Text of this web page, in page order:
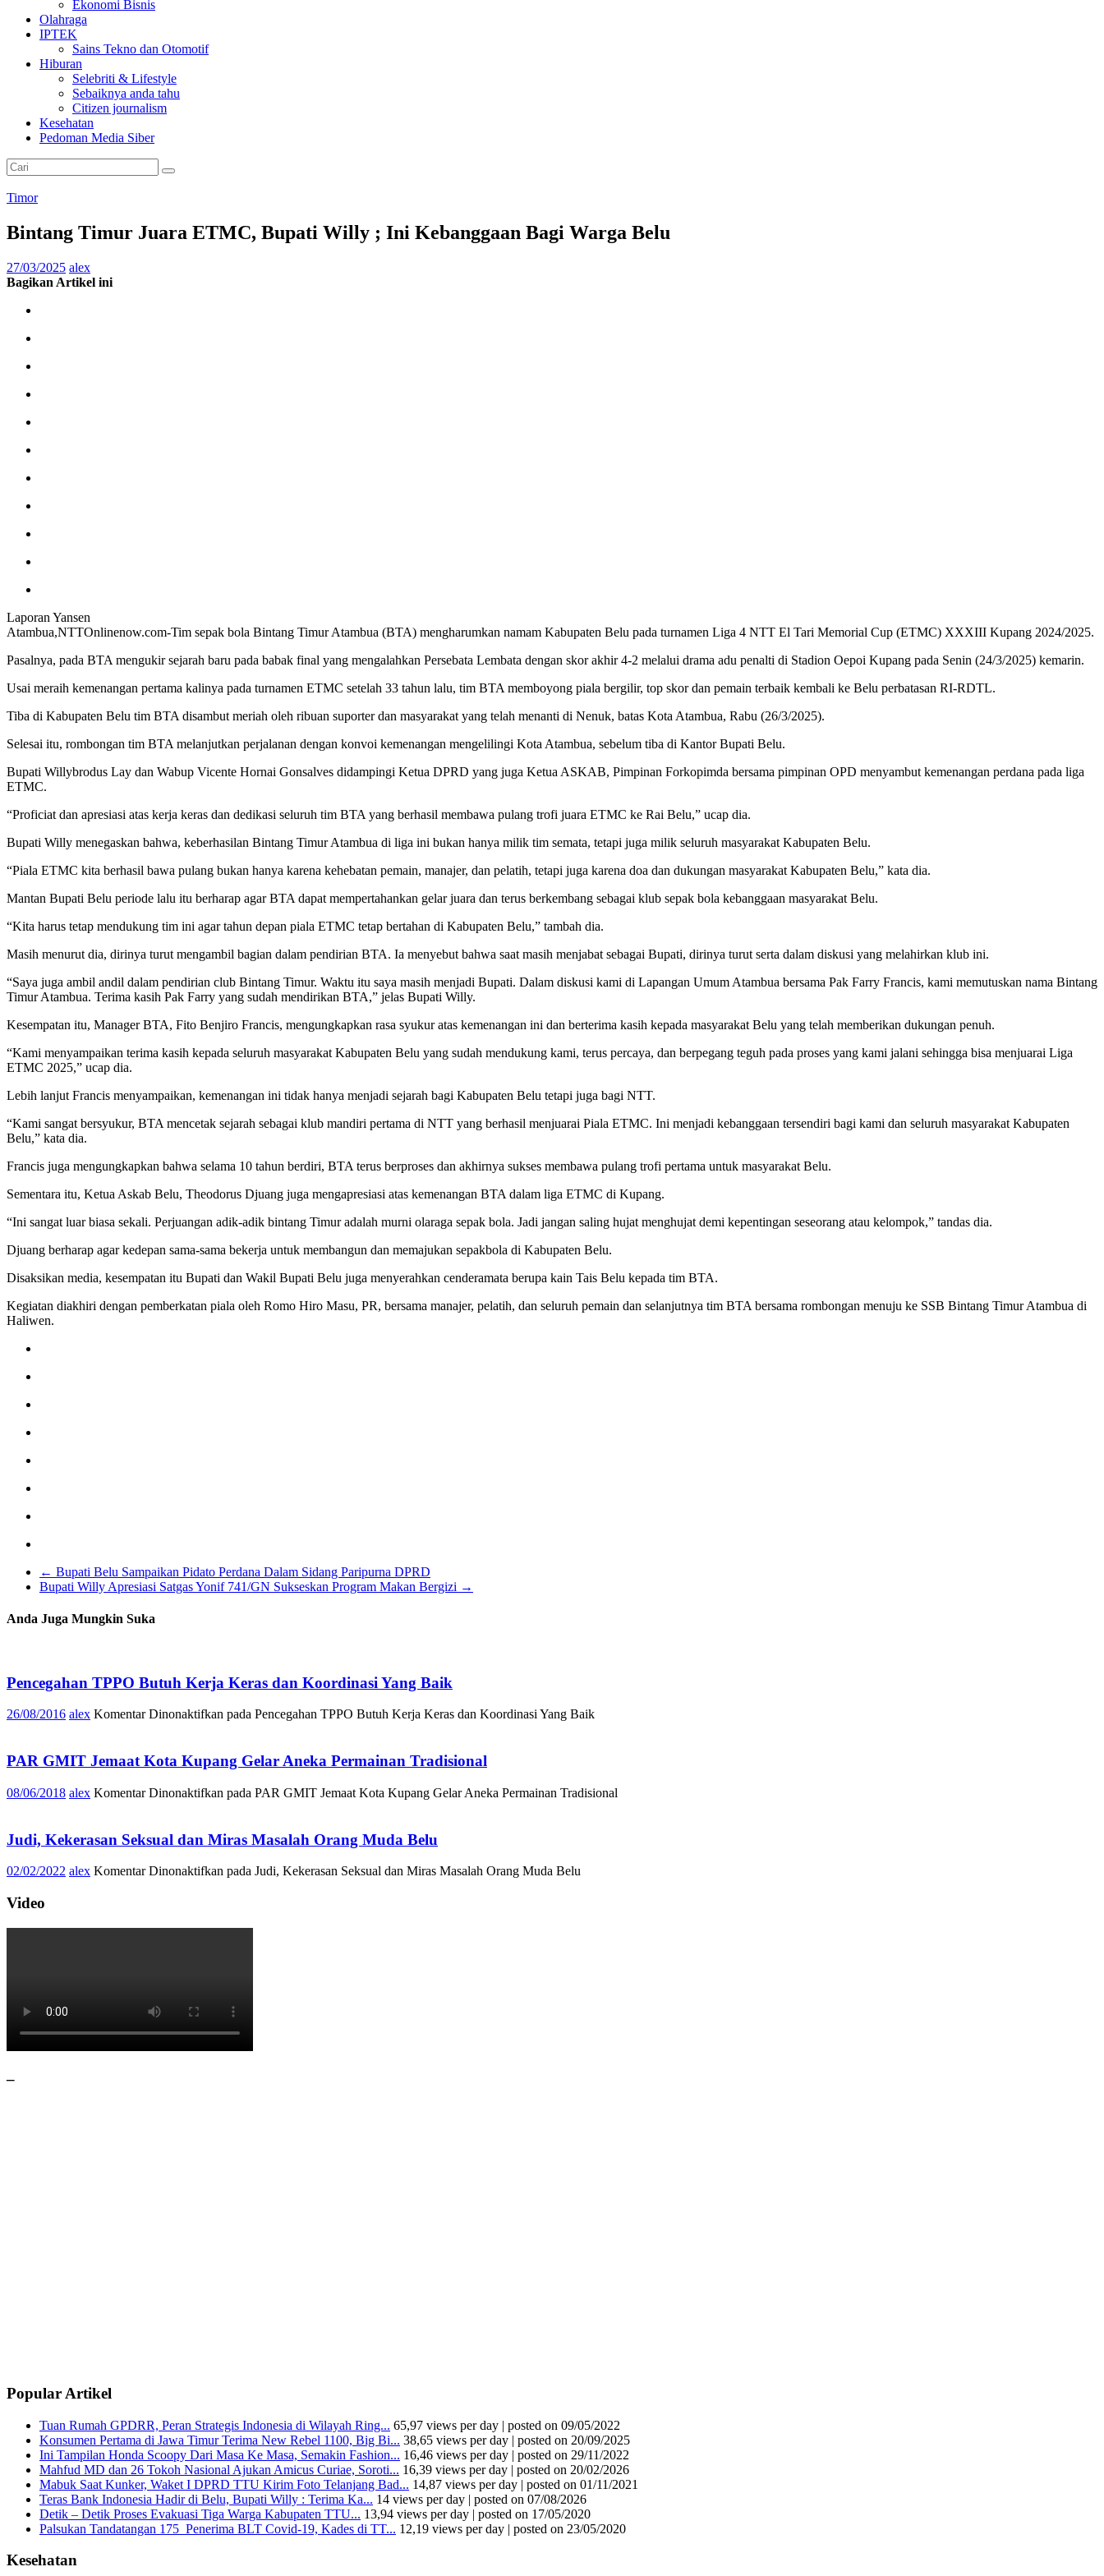
Ekonomi Bisnis
Olahraga
IPTEK
Sains Tekno dan Otomotif
Hiburan
Selebriti & Lifestyle
Sebaiknya anda tahu
Citizen journalism
Kesehatan
Pedoman Media Siber
Timor
Bintang Timur Juara ETMC, Bupati Willy ; Ini Kebanggaan Bagi Warga Belu
27/03/2025 alex
Bagikan Artikel ini
Laporan Yansen
Atambua,NTTOnlinenow.com-Tim sepak bola Bintang Timur Atambua (BTA) mengharumkan namam Kabupaten Belu pada turnamen Liga 4 NTT El Tari Memorial Cup (ETMC) XXXIII Kupang 2024/2025.
Pasalnya, pada BTA mengukir sejarah baru pada babak final yang mengalahkan Persebata Lembata dengan skor akhir 4-2 melalui drama adu penalti di Stadion Oepoi Kupang pada Senin (24/3/2025) kemarin.
Usai meraih kemenangan pertama kalinya pada turnamen ETMC setelah 33 tahun lalu, tim BTA memboyong piala bergilir, top skor dan pemain terbaik kembali ke Belu perbatasan RI-RDTL.
Tiba di Kabupaten Belu tim BTA disambut meriah oleh ribuan suporter dan masyarakat yang telah menanti di Nenuk, batas Kota Atambua, Rabu (26/3/2025).
Selesai itu, rombongan tim BTA melanjutkan perjalanan dengan konvoi kemenangan mengelilingi Kota Atambua, sebelum tiba di Kantor Bupati Belu.
Bupati Willybrodus Lay dan Wabup Vicente Hornai Gonsalves didampingi Ketua DPRD yang juga Ketua ASKAB, Pimpinan Forkopimda bersama pimpinan OPD menyambut kemenangan perdana pada liga
ETMC.
“Proficiat dan apresiasi atas kerja keras dan dedikasi seluruh tim BTA yang berhasil membawa pulang trofi juara ETMC ke Rai Belu,” ucap dia.
Bupati Willy menegaskan bahwa, keberhasilan Bintang Timur Atambua di liga ini bukan hanya milik tim semata, tetapi juga milik seluruh masyarakat Kabupaten Belu.
“Piala ETMC kita berhasil bawa pulang bukan hanya karena kehebatan pemain, manajer, dan pelatih, tetapi juga karena doa dan dukungan masyarakat Kabupaten Belu,” kata dia.
Mantan Bupati Belu periode lalu itu berharap agar BTA dapat mempertahankan gelar juara dan terus berkembang sebagai klub sepak bola kebanggaan masyarakat Belu.
“Kita harus tetap mendukung tim ini agar tahun depan piala ETMC tetap bertahan di Kabupaten Belu,” tambah dia.
Masih menurut dia, dirinya turut mengambil bagian dalam pendirian BTA. Ia menyebut bahwa saat masih menjabat sebagai Bupati, dirinya turut serta dalam diskusi yang melahirkan klub ini.
“Saya juga ambil andil dalam pendirian club Bintang Timur. Waktu itu saya masih menjadi Bupati. Dalam diskusi kami di Lapangan Umum Atambua bersama Pak Farry Francis, kami memutuskan nama Bintang
Timur Atambua. Terima kasih Pak Farry yang sudah mendirikan BTA,” jelas Bupati Willy.
Kesempatan itu, Manager BTA, Fito Benjiro Francis, mengungkapkan rasa syukur atas kemenangan ini dan berterima kasih kepada masyarakat Belu yang telah memberikan dukungan penuh.
“Kami menyampaikan terima kasih kepada seluruh masyarakat Kabupaten Belu yang sudah mendukung kami, terus percaya, dan berpegang teguh pada proses yang kami jalani sehingga bisa menjuarai Liga
ETMC 2025,” ucap dia.
Lebih lanjut Francis menyampaikan, kemenangan ini tidak hanya menjadi sejarah bagi Kabupaten Belu tetapi juga bagi NTT.
“Kami sangat bersyukur, BTA mencetak sejarah sebagai klub mandiri pertama di NTT yang berhasil menjuarai Piala ETMC. Ini menjadi kebanggaan tersendiri bagi kami dan seluruh masyarakat Kabupaten
Belu,” kata dia.
Francis juga mengungkapkan bahwa selama 10 tahun berdiri, BTA terus berproses dan akhirnya sukses membawa pulang trofi pertama untuk masyarakat Belu.
Sementara itu, Ketua Askab Belu, Theodorus Djuang juga mengapresiasi atas kemenangan BTA dalam liga ETMC di Kupang.
“Ini sangat luar biasa sekali. Perjuangan adik-adik bintang Timur adalah murni olaraga sepak bola. Jadi jangan saling hujat menghujat demi kepentingan seseorang atau kelompok,” tandas dia.
Djuang berharap agar kedepan sama-sama bekerja untuk membangun dan memajukan sepakbola di Kabupaten Belu.
Disaksikan media, kesempatan itu Bupati dan Wakil Bupati Belu juga menyerahkan cenderamata berupa kain Tais Belu kepada tim BTA.
Kegiatan diakhiri dengan pemberkatan piala oleh Romo Hiro Masu, PR, bersama manajer, pelatih, dan seluruh pemain dan selanjutnya tim BTA bersama rombongan menuju ke SSB Bintang Timur Atambua di
Haliwen.
← Bupati Belu Sampaikan Pidato Perdana Dalam Sidang Paripurna DPRD
Bupati Willy Apresiasi Satgas Yonif 741/GN Sukseskan Program Makan Bergizi →
Anda Juga Mungkin Suka
Pencegahan TPPO Butuh Kerja Keras dan Koordinasi Yang Baik
26/08/2016 alex Komentar Dinonaktifkan pada Pencegahan TPPO Butuh Kerja Keras dan Koordinasi Yang Baik
PAR GMIT Jemaat Kota Kupang Gelar Aneka Permainan Tradisional
08/06/2018 alex Komentar Dinonaktifkan pada PAR GMIT Jemaat Kota Kupang Gelar Aneka Permainan Tradisional
Judi, Kekerasan Seksual dan Miras Masalah Orang Muda Belu
02/02/2022 alex Komentar Dinonaktifkan pada Judi, Kekerasan Seksual dan Miras Masalah Orang Muda Belu
Video
–
Popular Artikel
Tuan Rumah GPDRR, Peran Strategis Indonesia di Wilayah Ring... 65,97 views per day | posted on 09/05/2022
Konsumen Pertama di Jawa Timur Terima New Rebel 1100, Big Bi... 38,65 views per day | posted on 20/09/2025
Ini Tampilan Honda Scoopy Dari Masa Ke Masa, Semakin Fashion... 16,46 views per day | posted on 29/11/2022
Mahfud MD dan 26 Tokoh Nasional Ajukan Amicus Curiae, Soroti... 16,39 views per day | posted on 20/02/2026
Mabuk Saat Kunker, Waket I DPRD TTU Kirim Foto Telanjang Bad... 14,87 views per day | posted on 01/11/2021
Teras Bank Indonesia Hadir di Belu, Bupati Willy : Terima Ka... 14 views per day | posted on 07/08/2026
Detik – Detik Proses Evakuasi Tiga Warga Kabupaten TTU... 13,94 views per day | posted on 17/05/2020
Palsukan Tandatangan 175 Penerima BLT Covid-19, Kades di TT... 12,19 views per day | posted on 23/05/2020
Kesehatan